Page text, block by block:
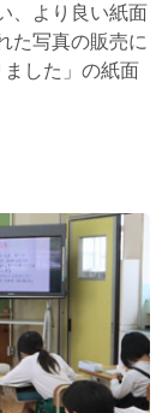
、より良い紙面
た写真の販売に
した」の紙面